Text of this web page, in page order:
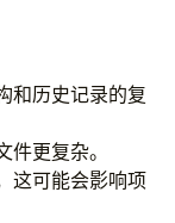
和历史记录的复
更复杂。
这可能会影响项